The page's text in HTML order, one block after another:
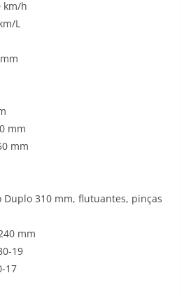
km/h
L
mm
mm
Duplo 310 mm, flutuantes, pinças
mm
19
17